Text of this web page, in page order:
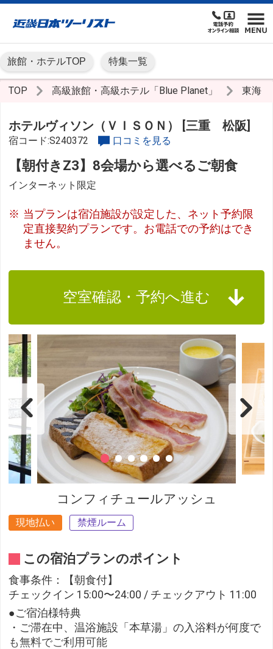
旅館・ホテルTOP 特集一覧
TOP 高級旅館・高級ホテル「Blue Planet」 東海
ホテルヴィソン（ＶＩＳＯＮ） [三重 松阪]
宿コード:S240372 口コミを見る
【朝付きZ3】8会場から選べるご朝食
インターネット限定
当プランは宿泊施設が設定した、ネット予約限
定直接契約プランです。お電話での予約はでき
ません。
空室確認・予約へ進む
コンフィチュールアッシュ
現地払い 禁煙ルーム
この宿泊プランのポイント
食事条件：【朝食付】
チェックイン 15:00〜24:00 / チェックアウト 11:00
●ご宿泊様特典
・ご滞在中、温浴施設「本草湯」の入浴料が何度で
も無料でご利用可能